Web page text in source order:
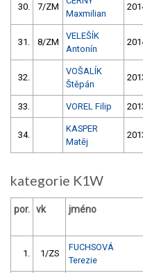
30. 7/ZM
Maxmilian
31. 8/ZM
VELEŠÍK
Antonín
32.
VOŠALÍK
Štěpán
33. VOREL Filip
34.
KASPER
Matěj
kategorie K1W
por. vk jméno
1. 1/ZS
FUCHSOVÁ
Terezie